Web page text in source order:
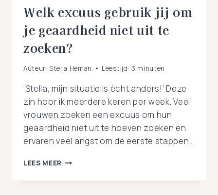
Welk excuus gebruik jij om
je geaardheid niet uit te
zoeken?
Auteur: Stella Heman Leestijd: 3 minuten
‘Stella, mijn situatie is ècht anders!’ Deze
zin hoor ik meerdere keren per week. Veel
vrouwen zoeken een excuus om hun
geaardheid niet uit te hoeven zoeken en
ervaren veel angst om de eerste stappen…
LEES MEER WELK